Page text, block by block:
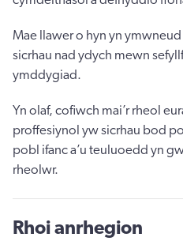
Mae llawer o hyn yn
sicrhau nad ydych mewn
ymddygiad.
Yn olaf, cofiwch mai’r rheol
proffesiynol yw sicrhau bod
pobl ifanc a’u teuluoedd yn
rheolwr.
Rhoi anrhegion